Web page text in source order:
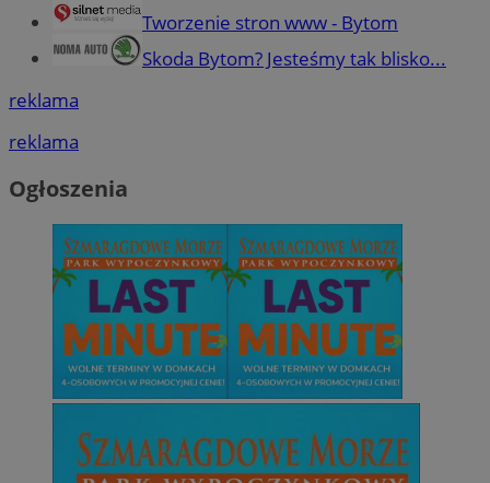
Tworzenie stron www - Bytom
Skoda Bytom? Jesteśmy tak blisko...
reklama
reklama
Ogłoszenia